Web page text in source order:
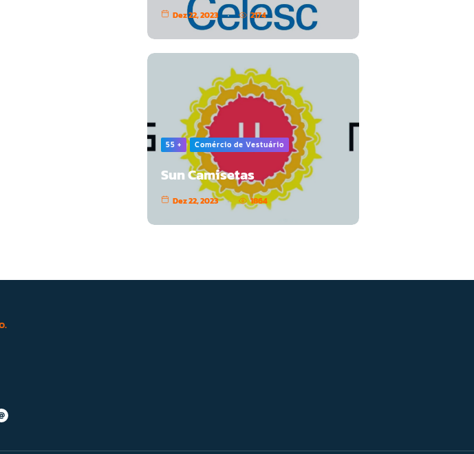
Dez 22, 2023 2174
55 + Comércio de Vestuário
Sun Camisetas
Dez 22, 2023 1864